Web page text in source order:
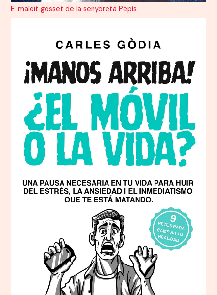
El maleït gosset de la senyoreta Pepis